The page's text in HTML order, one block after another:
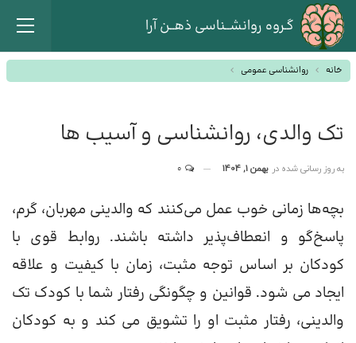
گـروه روانشــناسی ذهــن آرا
خانه روانشناسی عمومی
تک والدی، روانشناسی و آسیب ها
به روز رسانی شده در بهمن 1, 1404
بچه‌ها زمانی خوب عمل می‌کنند که والدینی مهربان، گرم،
پاسخ‌گو و انعطاف‌پذیر داشته باشند. روابط قوی با
کودکان بر اساس توجه مثبت، زمان با کیفیت و علاقه
ایجاد می شود. قوانین و چگونگی رفتار شما با کودک تک
والدینی، رفتار مثبت او را تشویق می کند و به کودکان